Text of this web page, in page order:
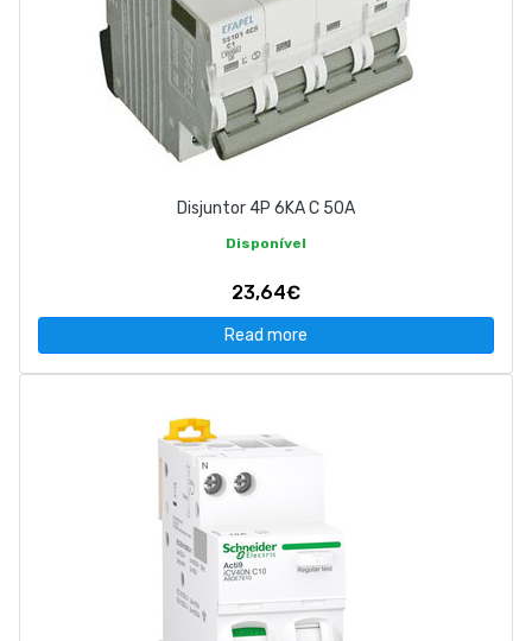
Disjuntor 4P 6KA C 50A
Disponível
23,64€
Read more